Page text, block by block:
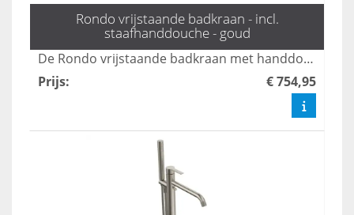
Rondo vrijstaande badkraan - incl.
staafhanddouche - goud
De Rondo vrijstaande badkraan met handdouche in mat zwart combineert stijl en functionaliteit, perfect voor moderne badkamers. Met een elegante uitstraling en gebruiksvriendelijke bediening biedt deze kraan een luxe ervaring tijdens uw badmomenten. Dankzij het duurzame ontwerp en de hoogwaardige afwerking is dit product een ideale keuze voor elk interieur.
Prijs: € 754,95